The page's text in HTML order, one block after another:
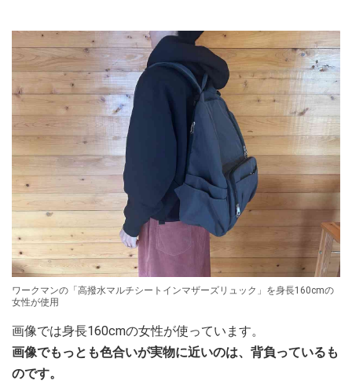
ワークマンの「高撥水マルチシートインマザーズリュック」を身長160cmの
女性が使用
画像では身長160cmの女性が使っています。
画像でもっとも色合いが実物に近いのは、背負っているも
のです。